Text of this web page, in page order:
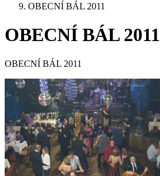
OBECNÍ BÁL 2011
OBECNÍ BÁL 2011
OBECNÍ BÁL 2011